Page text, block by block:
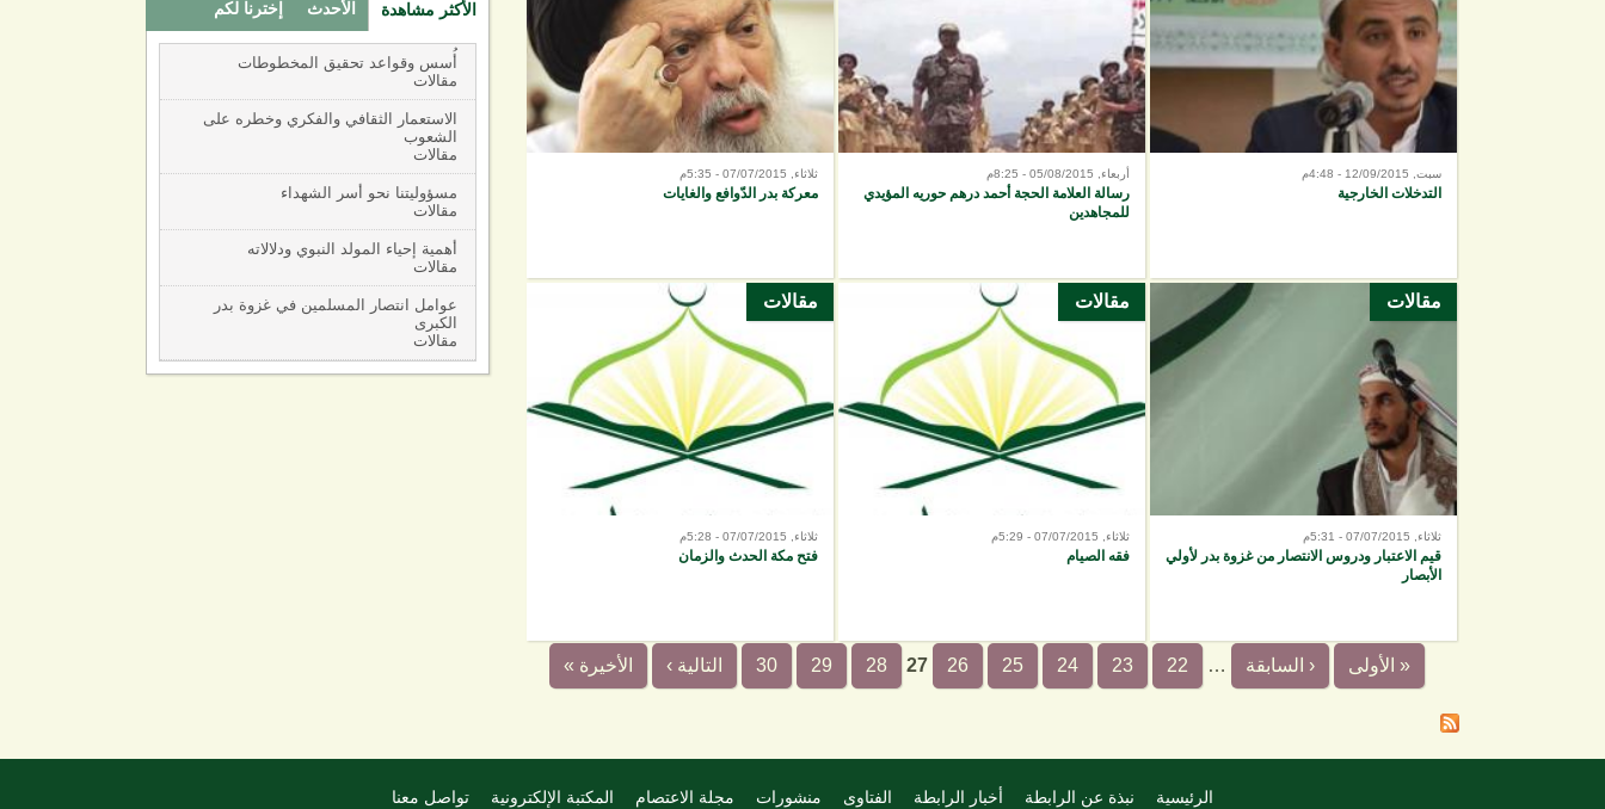
الأكثر مشاهدة الأحدث إخترنا لكم
أُسس وقواعد تحقيق المخطوطات
مقالات
الاستعمار الثقافي والفكري وخطره على
الشعوب
مقالات
مسؤوليتنا نحو أسر الشهداء
مقالات
أهمية إحياء المولد النبوي ودلالاته
مقالات
عوامل انتصار المسلمين في غزوة بدر
الكبرى
مقالات
سبت, 12/09/2015 - 4:48م
التدخلات الخارجية
أربعاء, 05/08/2015 - 8:25م
رسالة العلامة الحجة أحمد درهم حوريه المؤيدي
للمجاهدين
ثلاثاء, 07/07/2015 - 5:35م
معركة بدر الدّوافع والغايات
مقالات
ثلاثاء, 07/07/2015 - 5:31م
قيم الاعتبار ودروس الانتصار من غزوة بدر لأولي
الأبصار
مقالات
ثلاثاء, 07/07/2015 - 5:29م
فقه الصيام
مقالات
ثلاثاء, 07/07/2015 - 5:28م
فتح مكة الحدث والزمان
« الأولى ‹ السابقة …
22
23
24
25
26
27
28
29
30 التالية › الأخيرة »
الرئيسية نبذة عن الرابطة أخبار الرابطة الفتاوى منشورات مجلة الاعتصام المكتبة الإلكترونية تواصل معنا